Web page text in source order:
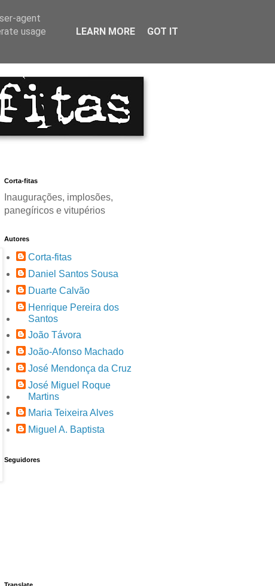
Corta-fitas
Inaugurações, implosões,
panegíricos e vitupérios
Autores
Corta-fitas
Daniel Santos Sousa
Duarte Calvão
Henrique Pereira dos
Santos
João Távora
João-Afonso Machado
José Mendonça da Cruz
José Miguel Roque
Martins
Maria Teixeira Alves
Miguel A. Baptista
Seguidores
agent
usage
LEARN MORE GOT IT